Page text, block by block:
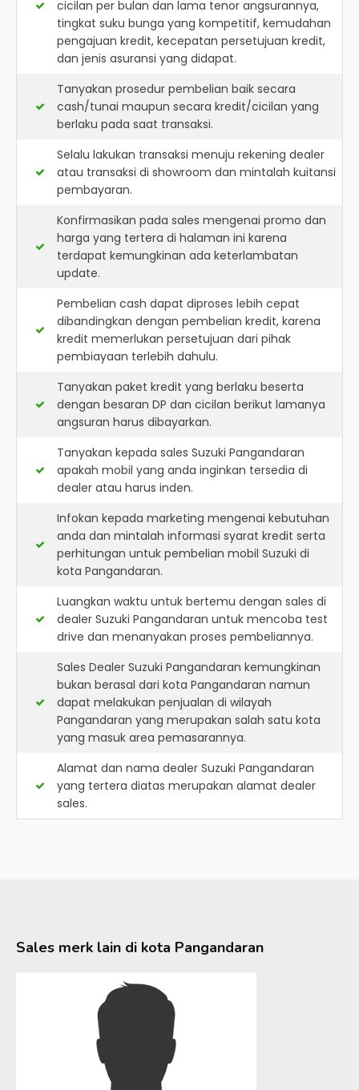
cicilan per bulan dan lama tenor angsurannya,
tingkat suku bunga yang kompetitif, kemudahan
pengajuan kredit, kecepatan persetujuan kredit,
dan jenis asuransi yang didapat.
Tanyakan prosedur pembelian baik secara
cash/tunai maupun secara kredit/cicilan yang
berlaku pada saat transaksi.
Selalu lakukan transaksi menuju rekening dealer
atau transaksi di showroom dan mintalah kuitansi
pembayaran.
Konfirmasikan pada sales mengenai promo dan
harga yang tertera di halaman ini karena
terdapat kemungkinan ada keterlambatan
update.
Pembelian cash dapat diproses lebih cepat
dibandingkan dengan pembelian kredit, karena
kredit memerlukan persetujuan dari pihak
pembiayaan terlebih dahulu.
Tanyakan paket kredit yang berlaku beserta
dengan besaran DP dan cicilan berikut lamanya
angsuran harus dibayarkan.
Tanyakan kepada sales Suzuki Pangandaran
apakah mobil yang anda inginkan tersedia di
dealer atau harus inden.
Infokan kepada marketing mengenai kebutuhan
anda dan mintalah informasi syarat kredit serta
perhitungan untuk pembelian mobil Suzuki di
kota Pangandaran.
Luangkan waktu untuk bertemu dengan sales di
dealer Suzuki Pangandaran untuk mencoba test
drive dan menanyakan proses pembeliannya.
Sales Dealer Suzuki Pangandaran kemungkinan
bukan berasal dari kota Pangandaran namun
dapat melakukan penjualan di wilayah
Pangandaran yang merupakan salah satu kota
yang masuk area pemasarannya.
Alamat dan nama dealer Suzuki Pangandaran
yang tertera diatas merupakan alamat dealer
sales.
Sales merk lain di kota Pangandaran